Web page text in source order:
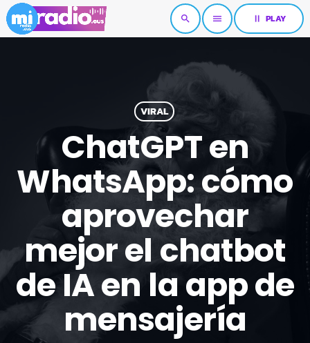
search menu pause PLAY
VIRAL
ChatGPT en
WhatsApp: cómo
aprovechar
mejor el chatbot
de IA en la app de
mensajería